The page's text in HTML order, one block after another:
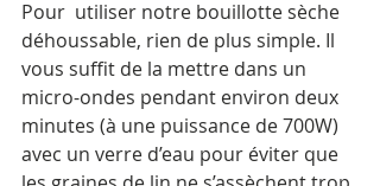
Pour  utiliser notre bouillotte sèche
déhoussable, rien de plus simple. Il
vous suffit de la mettre dans un
micro-ondes pendant environ deux
minutes (à une puissance de 700W)
avec un verre d’eau pour éviter que